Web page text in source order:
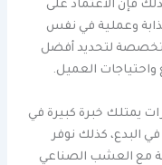
فإن الاعتماد على
وعملية في نفس
لتحديد أفضل
العميل.
يمتلك خبرة كبيرة في
البدع، كذلك نوفر
مع العشب الصناعي